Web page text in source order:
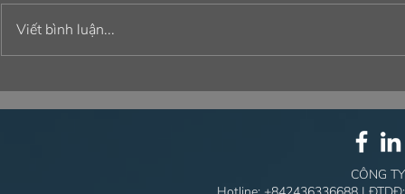
DIỆN: ĐỘT PHÁ TRONG
TRONG
Viết bình luận...
CÔNG